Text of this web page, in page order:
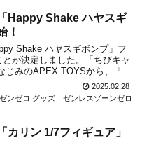
Happy Shake ハヤスギ
！
Shake ハヤスギボンプ」フ
が決定しました。「ちびキャ
みのAPEX TOYSから、「ハ
ュアが新登場！本日2025年2月
2025.02.28
ゼンゼロ グッズ
ゼンレスゾーンゼロ
カリン 1/7フィギュア」